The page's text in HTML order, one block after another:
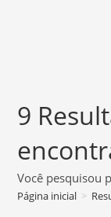
9
Você pesquisou
Página inicial >